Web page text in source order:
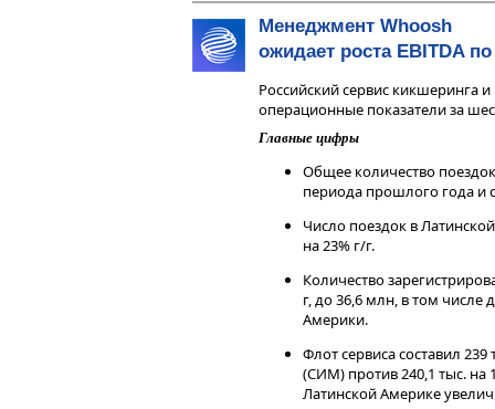
Комментарии аналитиков
Снижение основных
квартале и по итогам первого
ценовую конъюнктуру и
Компания отметила первые
квартале. По оценке
2026 г. снизился на 7,5% г/г,
замедлилось до 3,5% г/г, при
некоторое оживление в
Несмотря на то, что
вероятно, останутся под
Банка РФ по сравнению с
рынком.
Чтобы инвестировать в акции
сервисеГазпромбанк Инвестиции
Читайте последние новости и
Газпромбанк Инвестиции
Менеджмент Whoosh
ожидает роста EBITDA
Российский сервис кикшеринга
операционные показатели за
Главные цифры
Общее количество
периода прошлого года и
Число поездок в
на 23% г/г.
Количество
г, до 36,6 млн, в том числе
Америки.
Флот сервиса составил
(СИМ) против 240,1 тыс. на
Латинской Америке